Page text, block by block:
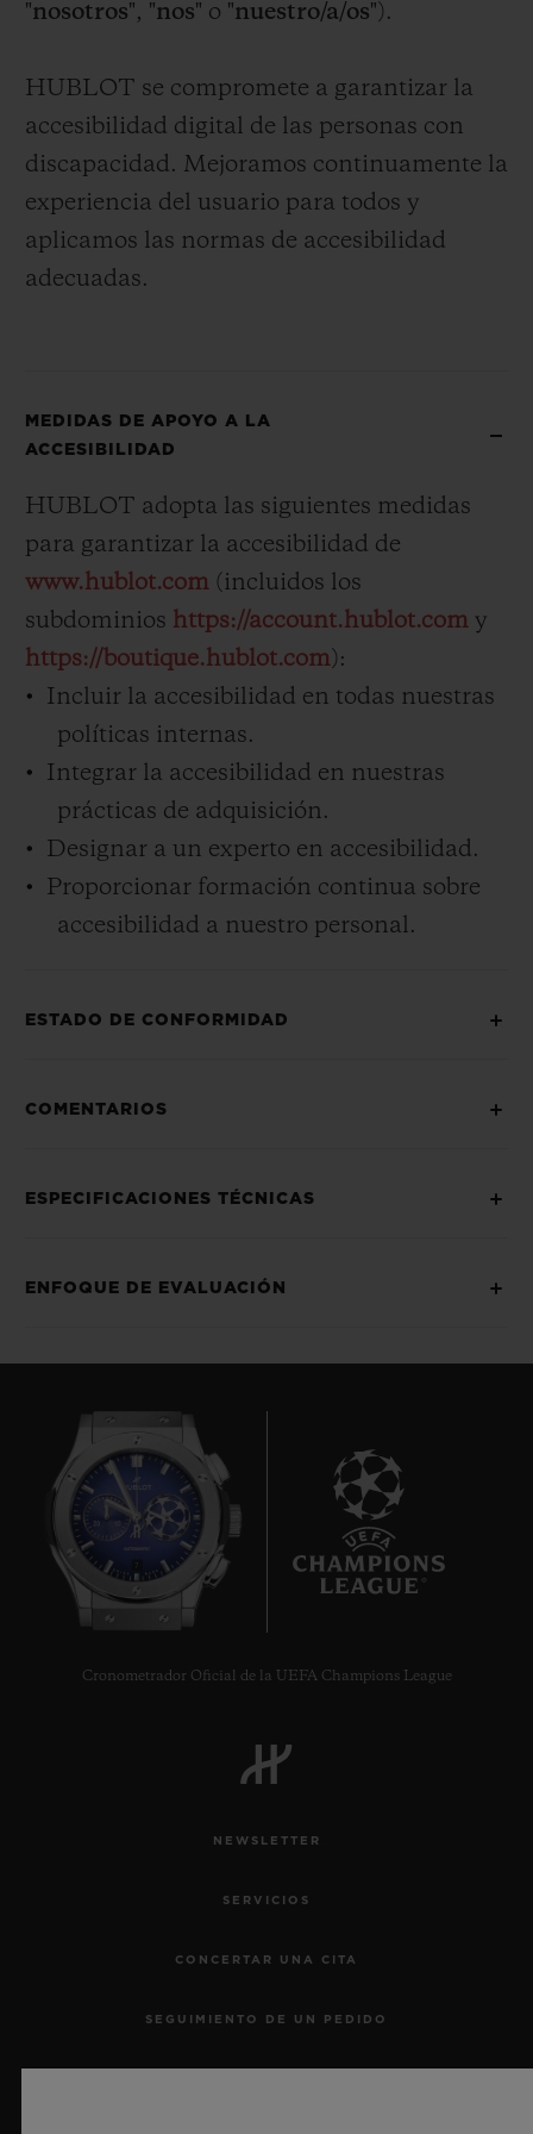
"nosotros", "nos" o "nuestro/a/os").
HUBLOT se compromete a garantizar la
accesibilidad digital de las personas con
discapacidad. Mejoramos continuamente la
experiencia del usuario para todos y
aplicamos las normas de accesibilidad
adecuadas.
MEDIDAS DE APOYO A LA
ACCESIBILIDAD
HUBLOT adopta las siguientes medidas
para garantizar la accesibilidad de
www.hublot.com (incluidos los
subdominios https://account.hublot.com y
https://boutique.hublot.com):
Incluir la accesibilidad en todas nuestras
políticas internas.
Integrar la accesibilidad en nuestras
prácticas de adquisición.
Designar a un experto en accesibilidad.
Proporcionar formación continua sobre
accesibilidad a nuestro personal.
ESTADO DE CONFORMIDAD
COMENTARIOS
ESPECIFICACIONES TÉCNICAS
ENFOQUE DE EVALUACIÓN
7
Cronometrador Oficial de la UEFA Champions League
NEWSLETTER
SERVICIOS
CONCERTAR UNA CITA
SEGUIMIENTO DE UN PEDIDO
BIG BANG BIG BANG
ONLINE
SERVICIOS EXCLUSIVOS
HUBLOTISTA Y GARANTÍA AMPLIADA
CONTACTO